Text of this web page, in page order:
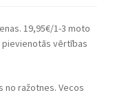
19,95€/1-3 moto
pievienotās vērtības
no ražotnes. Vecos